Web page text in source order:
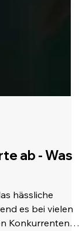
ab - Was
hässliche